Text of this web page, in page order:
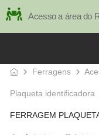
Acesso a área do
Ferragens
Plaqueta identificadora
FERRAGEM